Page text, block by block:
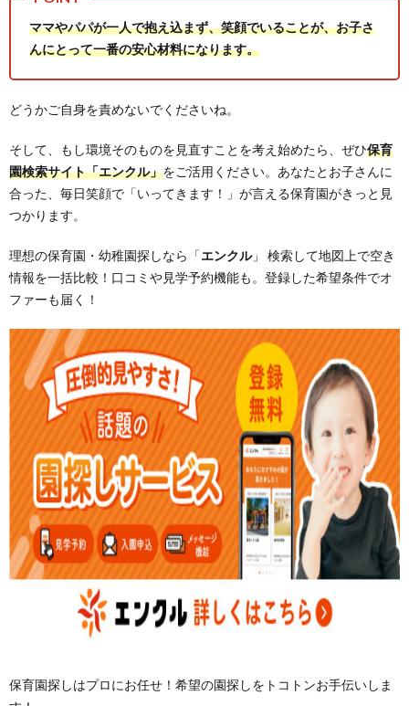
ママやパパが一人で抱え込まず、笑顔でいることが、お子さ
んにとって一番の安心材料になります。
どうかご自身を責めないでくださいね。
そして、もし環境そのものを見直すことを考え始めたら、ぜひ保育
園検索サイト「エンクル」をご活用ください。あなたとお子さんに
合った、毎日笑顔で「いってきます！」が言える保育園がきっと見
つかります。
理想の保育園・幼稚園探しなら「エンクル」 検索して地図上で空き
情報を一括比較！口コミや見学予約機能も。登録した希望条件でオ
ファーも届く！
保育園探しはプロにお任せ！希望の園探しをトコトンお手伝いしま